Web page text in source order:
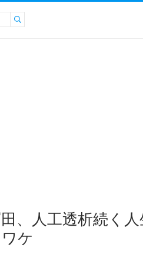
、人工透析続く
ケ